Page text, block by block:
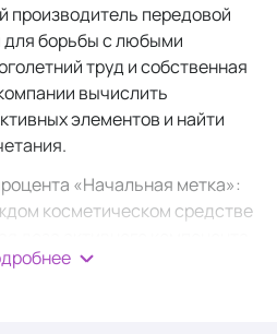
производитель передовой
для борьбы с любыми
труд и собственная
вычислить
элементов и найти
«Начальная метка»:
косметическом средстве
восстановление и